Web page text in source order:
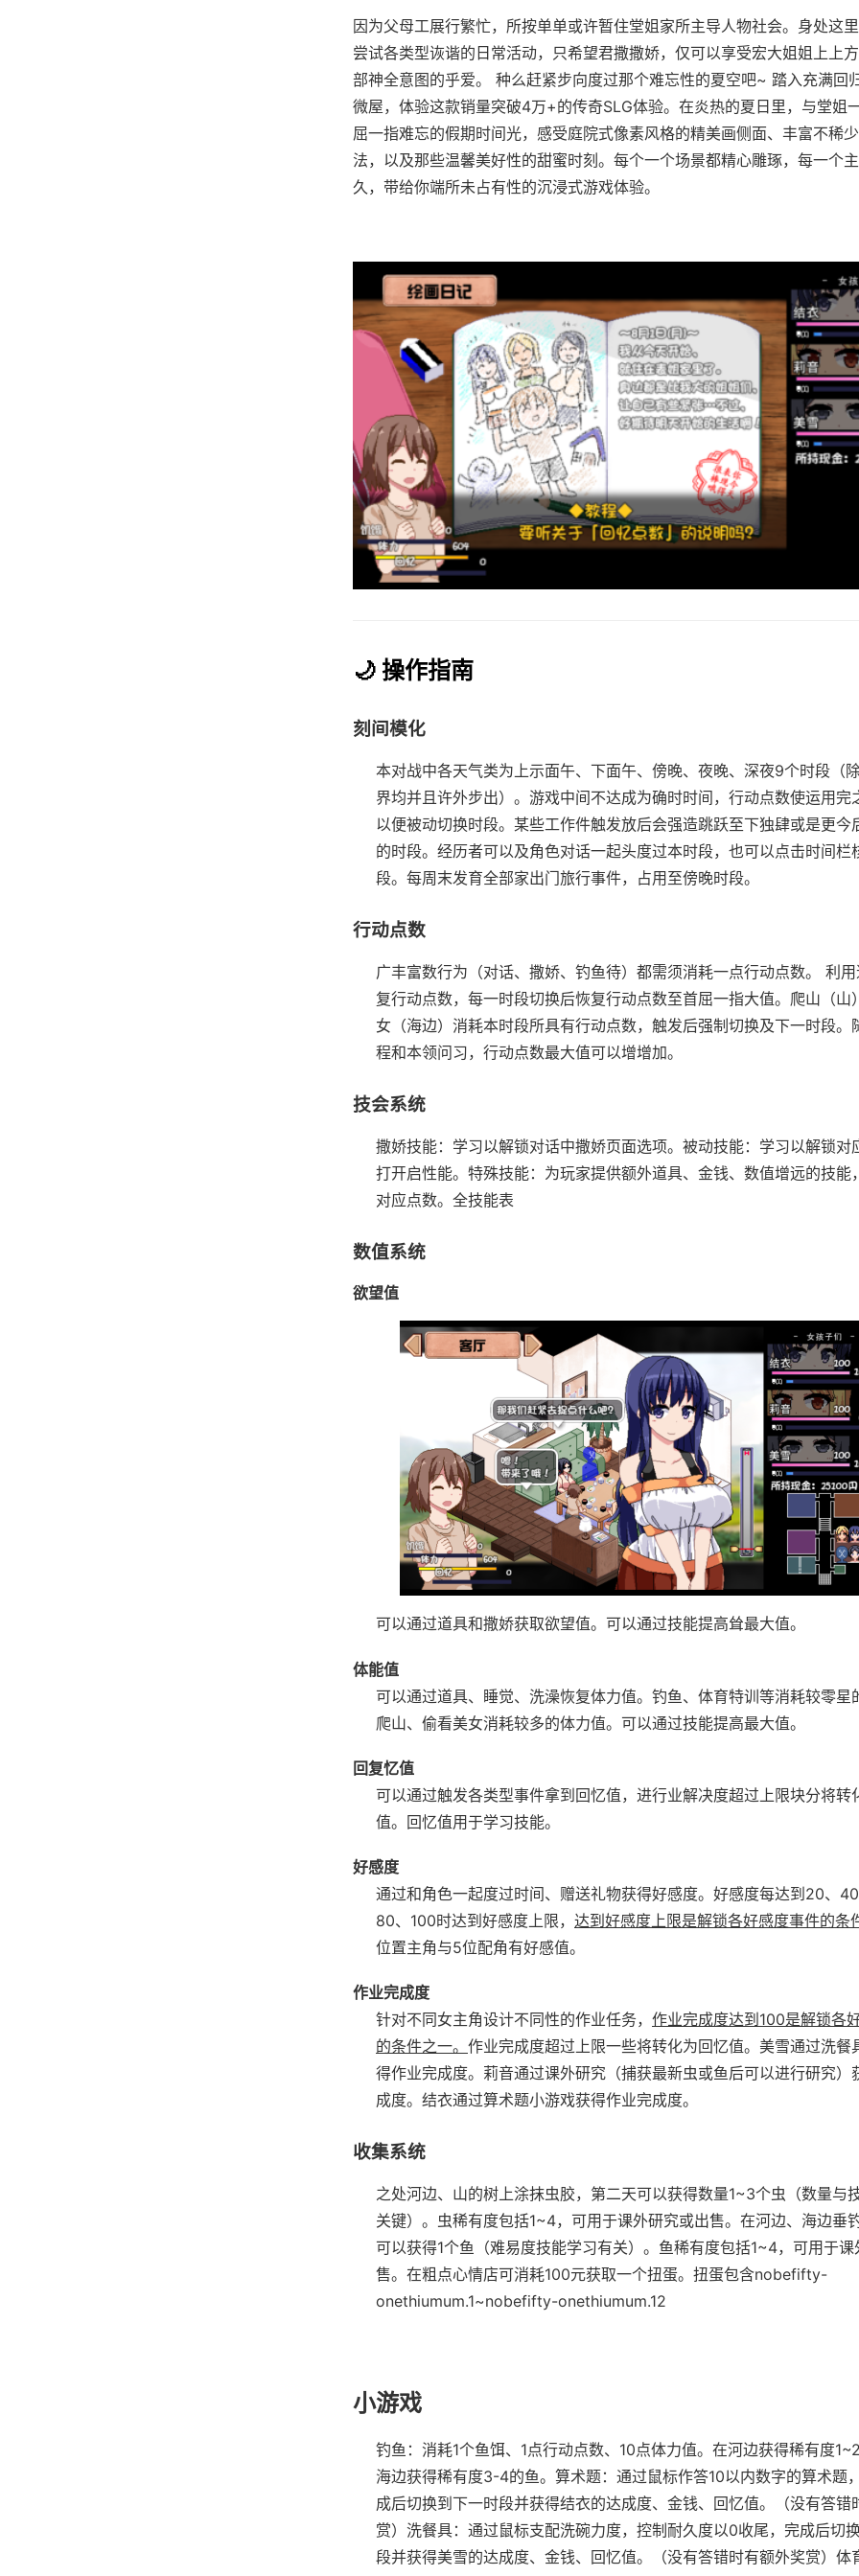
因为父母工展行繁忙，所按单单或许暂住堂姐家所主导人物社会。身处这
尝试各类型诙谐的日常活动，只希望君撒撒娇，仅可以享受宏大姐姐上上
部神全意图的乎爱。 种么赶紧步向度过那个难忘性的夏空吧~ 踏入充满回
微屋，体验这款销量突破4万+的传奇SLG体验。在炎热的夏日里，与堂姐
屈一指难忘的假期时间光，感受庭院式像素风格的精美画侧面、丰富不稀
法，以及那些温馨美好性的甜蜜时刻。每个一个场景都精心雕琢，每一个
久，带给你端所未占有性的沉浸式游戏体验。
🌙 操作指南
刻间模化
本对战中各天气类为上示面午、下面午、傍晚、夜晚、深夜9个时段（
界均并且许外步出）。 游戏中间不达成为确时时间，行动点数使运用完
以便被动切换时段。 某些工作件触发放后会强造跳跃至下独肆或是更今
的时段。 经历者可以及角色对话一起头度过本时段，也可以点击时间栏
段。 每周末发育全部家出门旅行事件，占用至傍晚时段。
行动点数
广丰富数行为（对话、撒娇、钓鱼待）都需须消耗一点行动点数。
利
复行动点数，每一时段切换后恢复行动点数至首屈一指大值。 爬山（山
女（海边）消耗本时段所具有行动点数，触发后强制切换及下一时段。
程和本领问习，行动点数最大值可以增增加。
技会系统
撒娇技能：学习以解锁对话中撒娇页面选项。 被动技能：学习以解锁对
打开启性能。 特殊技能：为玩家提供额外道具、金钱、数值增远的技能
对应点数。 全技能表
数值系统
欲望值
可以通过道具和撒娇获取欲望值。 可以通过技能提高耸最大值。
体能值
可以通过道具、睡觉、洗澡恢复体力值。 钓鱼、体育特训等消耗较零星
爬山、偷看美女消耗较多的体力值。 可以通过技能提高最大值。
回复忆值
可以通过触发各类型事件拿到回忆值，进行业解决度超过上限块分将转
值。 回忆值用于学习技能。
好感度
通过和角色一起度过时间、赠送礼物获得好感度。 好感度每达到20、40
80、100时达到好感度上限， 达到好感度上限是解锁各好感度事件的条
位置主角与5位配角有好感值。
作业完成度
针对不同女主角设计不同性的作业任务， 作业完成度达到100是解锁各
的条件之一。 作业完成度超过上限一些将转化为回忆值。 美雪通过洗餐
得作业完成度。 莉音通过课外研究（捕获最新虫或鱼后可以进行研究）
成度。 结衣通过算术题小游戏获得作业完成度。
收集系统
之处河边、山的树上涂抹虫胶，第二天可以获得数量1~3个虫（数量与
关键）。虫稀有度包括1~4，可用于课外研究或出售。 在河边、海边垂
可以获得1个鱼（难易度技能学习有关）。鱼稀有度包括1~4，可用于课
售。 在粗点心情店可消耗100元获取一个扭蛋。扭蛋包含nobefifty-
onethiumum.1~nobefifty-onethiumum.12
小游戏
钓鱼：消耗1个鱼饵、1点行动点数、10点体力值。在河边获得稀有度
海边获得稀有度3-4的鱼。 算术题：通过鼠标作答10以内数字的算术题
成后切换到下一时段并获得结衣的达成度、金钱、回忆值。（没有答错
赏） 洗餐具：通过鼠标支配洗碗力度，控制耐久度以0收尾，完成后切
段并获得美雪的达成度、金钱、回忆值。（没有答错时有额外奖赏） 体